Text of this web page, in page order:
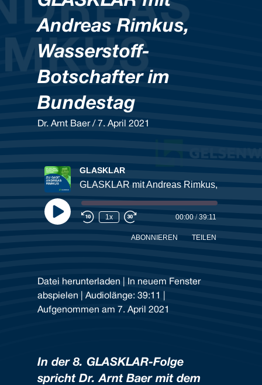
Andreas Rimkus,
Wasserstoff-
Botschafter im
Bundestag
Dr. Arnt Baer / 7. April 2021
GLASKLAR
Play
Episode
1x 00:00 / 39:11
ABONNIEREN TEILEN
RSS FEED
TEILEN
Datei herunterladen
In neuem Fenster
abspielen
Audiolänge: 39:11
Aufgenommen am 7. April 2021
In der 8. GLASKLAR-Folge
spricht Dr. Arnt Baer mit dem